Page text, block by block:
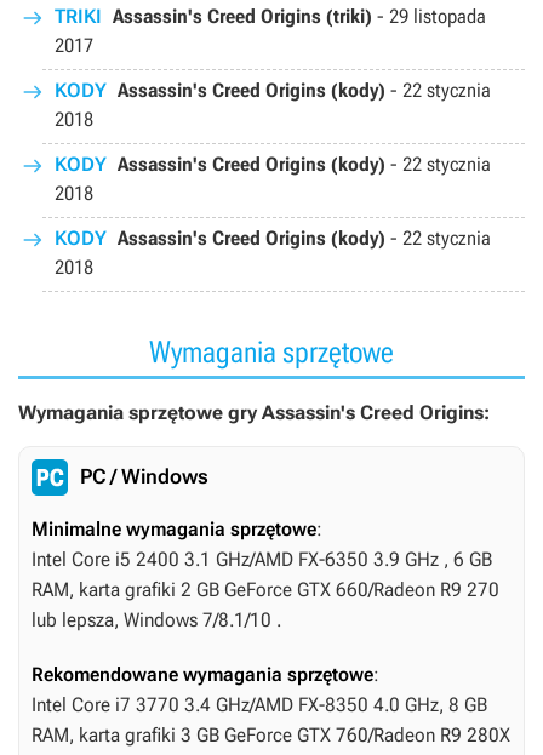
TRIKI Assassin's Creed Origins (triki) - 29 listopada
2017
KODY Assassin's Creed Origins (kody) - 22 stycznia
2018
KODY Assassin's Creed Origins (kody) - 22 stycznia
2018
KODY Assassin's Creed Origins (kody) - 22 stycznia
2018
Wymagania sprzętowe
Wymagania sprzętowe gry Assassin's Creed Origins:
PC / Windows
Minimalne wymagania sprzętowe:
Intel Core i5 2400 3.1 GHz/AMD FX-6350 3.9 GHz , 6 GB
RAM, karta grafiki 2 GB GeForce GTX 660/Radeon R9 270
lub lepsza, Windows 7/8.1/10 .
Rekomendowane wymagania sprzętowe:
Intel Core i7 3770 3.4 GHz/AMD FX-8350 4.0 GHz, 8 GB
RAM, karta grafiki 3 GB GeForce GTX 760/Radeon R9 280X